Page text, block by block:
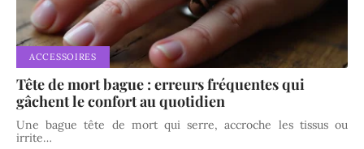
ACCESSOIRES
Tête de mort bague : erreurs fréquentes qui
gâchent le confort au quotidien
Une bague tête de mort qui serre, accroche les tissus ou
irrite…